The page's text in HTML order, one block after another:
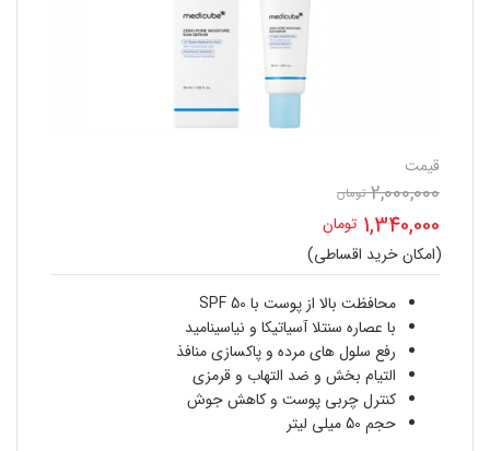
قیمت
2,000,000 تومان
اصلی
2,000,000 تومان
بود.
1,340,000 تومان
قیمت
فعلی
1,340,000 تومان
است.
(امکان خرید اقساطی)
محافظت بالا از پوست با SPF 50
با عصاره سنتلا آسیاتیکا و نیاسینامید
رفع سلول های مرده و پاکسازی منافذ
التیام بخش و ضد التهاب و قرمزی
کنترل چربی پوست و کاهش جوش
حجم 50 میلی لیتر